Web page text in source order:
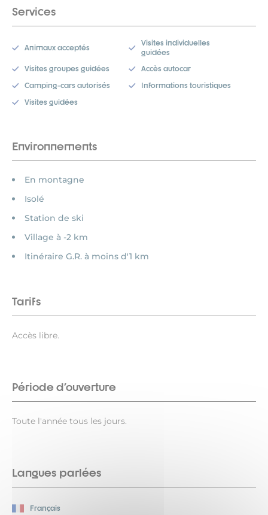
Services
Animaux acceptés
Visites individuelles
guidées
Visites groupes guidées
Accès autocar
Camping-cars autorisés
Informations touristiques
Visites guidées
Environnements
En montagne
Isolé
Station de ski
Village à -2 km
Itinéraire G.R. à moins d'1 km
Tarifs
Accès libre.
Période d'ouverture
Toute l'année tous les jours.
Langues parlées
Français